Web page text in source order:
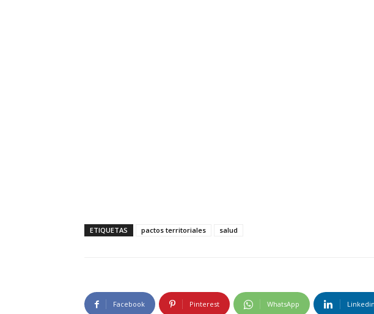
ETIQUETAS pactos territoriales salud
Facebook Pinterest WhatsApp Linkedin